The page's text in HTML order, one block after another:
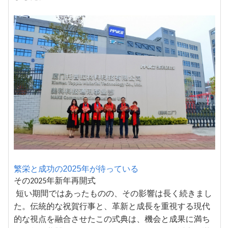
繁栄と成功の2025年が待っている
その2025年新年再開式
短い期間ではあったものの、その影響は長く続きまし
た。伝統的な祝賀行事と、革新と成長を重視する現代
的な視点を融合させたこの式典は、機会と成果に満ち